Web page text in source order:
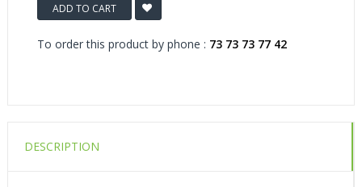
ADD TO CART
To order this product by phone : 73 73 73 77 42
DESCRIPTION